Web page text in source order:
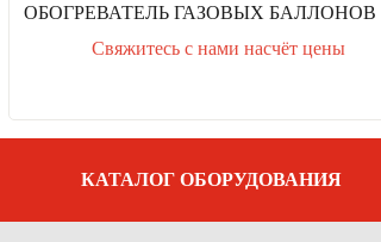
Свяжитесь с нами насчёт цены
д
у
КАТАЛОГ ОБОРУДОВАНИЯ